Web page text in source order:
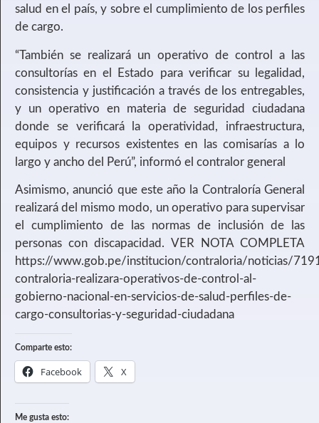
salud en el país, y sobre el cumplimiento de los perfiles
de cargo.
“También se realizará un operativo de control a las
consultorías en el Estado para verificar su legalidad,
consistencia y justificación a través de los entregables,
y un operativo en materia de seguridad ciudadana
donde se verificará la operatividad, infraestructura,
equipos y recursos existentes en las comisarías a lo
largo y ancho del Perú”, informó el contralor general
Asimismo, anunció que este año la Contraloría General
realizará del mismo modo, un operativo para supervisar
el cumplimiento de las normas de inclusión de las
personas con discapacidad. VER NOTA COMPLETA
https://www.gob.pe/institucion/contraloria/noticias/
contraloria-realizara-operativos-de-control-al-
gobierno-nacional-en-servicios-de-salud-perfiles-de-
cargo-consultorias-y-seguridad-ciudadana
Comparte esto:
Facebook X
Me gusta esto: